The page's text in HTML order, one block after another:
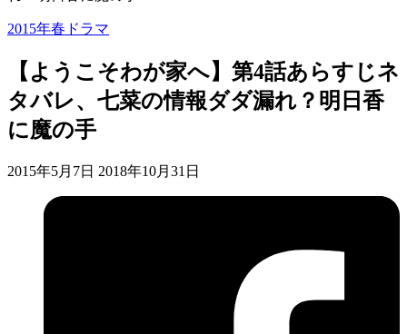
2015年春ドラマ
【ようこそわが家へ】第4話あらすじネ
タバレ、七菜の情報ダダ漏れ？明日香
に魔の手
2015年5月7日 2018年10月31日